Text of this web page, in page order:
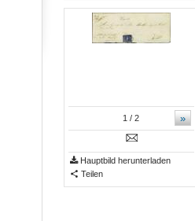
»
1 / 2
Hauptbild herunterladen
Teilen